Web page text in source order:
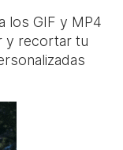
los GIF y MP4
y recortar tu